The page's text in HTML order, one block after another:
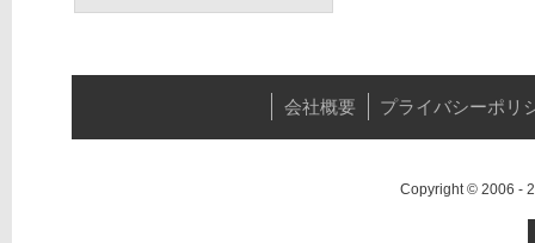
会社概要 プライバシーポリ
Copyright © 2006 -